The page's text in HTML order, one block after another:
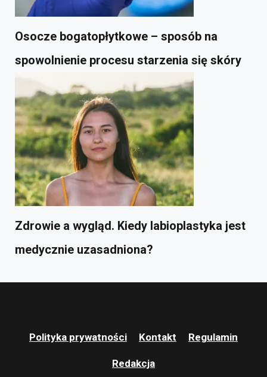
Osocze bogatopłytkowe – sposób na
spowolnienie procesu starzenia się skóry
Zdrowie a wygląd. Kiedy labioplastyka jest
medycznie uzasadniona?
Polityka prywatności Kontakt Regulamin
Redakcja